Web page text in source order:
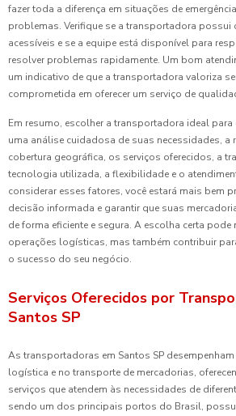
fazer toda a diferença em situações de
problemas. Verifique se a transportadora possui
acessíveis e se a equipe está disponível para
resolver problemas rapidamente. Um bom
um indicativo de que a transportadora valoriza
comprometida em oferecer um serviço de
Em resumo, escolher a transportadora ideal
uma análise cuidadosa de suas necessidades, a
cobertura geográfica, os serviços oferecidos, a
tecnologia utilizada, a flexibilidade e o
considerar esses fatores, você estará mais bem
decisão informada e garantir que suas
de forma eficiente e segura. A escolha certa
operações logísticas, mas também contribuir
o sucesso do seu negócio.
Serviços Oferecidos por
Santos SP
As transportadoras em Santos SP
logística e no transporte de mercadorias,
serviços que atendem às necessidades de
sendo um dos principais portos do Brasil,